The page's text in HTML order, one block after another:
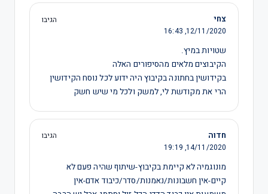
צחי
הגיבו
12/11/2020,
16:43
שטויות במיץ.
הקיבוצים מלאים מהסיפורים האלה
בקידושין בחתונה בקיבוץ היה ידוע לכל נוסח הקידושין
הרי את מקודשת לי, למשק ולכל מי שיש חשק
חדוה
הגיבו
14/11/2020,
19:19
מונוגמיה לא קיימת בקיבוץ-שיתוף שהיה פעם לא
קיים-אין חשבונות/נאמנות/סדר/כיבוד אדם-אין